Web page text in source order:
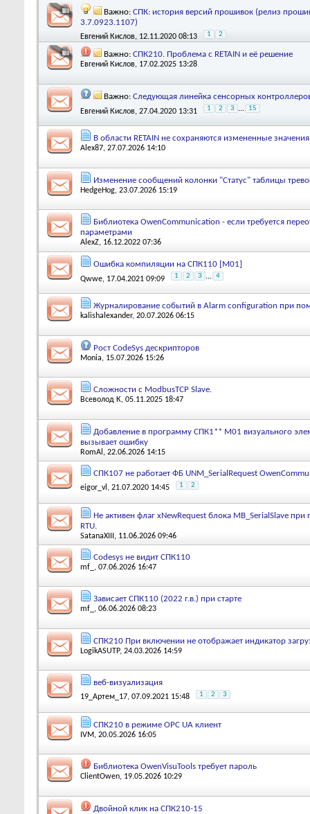
Важно: СПК: история версий прошивок (релиз
3.7.0923.1107)
Евгений Кислов, 12.11.2020 08:13 1 2
Важно: СПК210. Проблема с RETAIN и её решение
Евгений Кислов, 17.02.2025 13:28
Важно: Следующая линейка сенсорных
Евгений Кислов, 27.04.2020 13:31 1 2 3 ... 15
В области RETAIN не сохраняются измененные
Alex87, 27.07.2026 14:10
Изменение сообщений колонки "Статус" таблицы
HedgeHog, 23.07.2026 15:19
Библиотека OwenCommunication - если требуется
параметрами
AlexZ, 16.12.2022 07:36
Ошибка компиляции на СПК110 [М01]
Qwwe, 17.04.2021 09:09 1 2 3 ... 4
Журналирование событий в Alarm configuration при
kalishalexander, 20.07.2026 06:15
Рост CodeSys дескрипторов
Monia, 15.07.2026 15:26
Сложности с ModbusTCP Slave.
Всеволод К, 05.11.2025 18:47
Добавление в программу СПК1** М01 визуального
вызывает ошибку
RomAl , 22.06.2026 14:15
СПК107 не работает ФБ UNM_SerialRequest
eigor_vl , 21.07.2020 14:45 1 2
Не активен флаг xNewRequest блока MB_SerialSlave
RTU.
SatanaXIII , 11.06.2026 09:46
Codesys не видит СПК110
mf_ , 07.06.2026 16:47
Зависает СПК110 (2022 г.в.) при старте
mf_ , 06.06.2026 08:23
СПК210 При включении не отображает индикатор
LogikASUTP, 24.03.2026 14:59
веб-визуализация
19_Артем_17, 07.09.2021 15:48 1 2 3
СПК210 в режиме OPC UA клиент
IVM, 20.05.2026 16:05
Библиотека OwenVisuTools требует пароль
ClientOwen, 19.05.2026 10:29
Двойной клик на СПК210-15